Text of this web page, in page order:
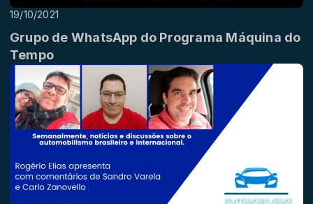
19/10/2021
Grupo de WhatsApp do Programa Máquina do
Tempo